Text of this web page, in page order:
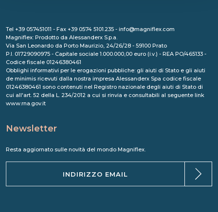
Tel +39 057451011 - Fax +39 0574 5101.235 - info@magniflex.com
Magniflex: Prodotto da Alessanderx S.p.a.
Via San Leonardo da Porto Maurizio, 24/26/28 - 59100 Prato
P.I. 01729090975 - Capitale sociale 1.000.000,00 euro (i.v.) - REA PO/465133 -
Codice fiscale 01246380461
Obblighi informativi per le erogazioni pubbliche: gli aiuti di Stato e gli aiuti
de minimis ricevuti dalla nostra impresa Alessanderx Spa codice fiscale
01246380461 sono contenuti nel Registro nazionale degli aiuti di Stato di
cui all'art. 52 della L. 234/2012 a cui si rinvia e consultabili al seguente link
www.rna.gov.it
Newsletter
Resta aggiornato sulle novità del mondo Magniflex.